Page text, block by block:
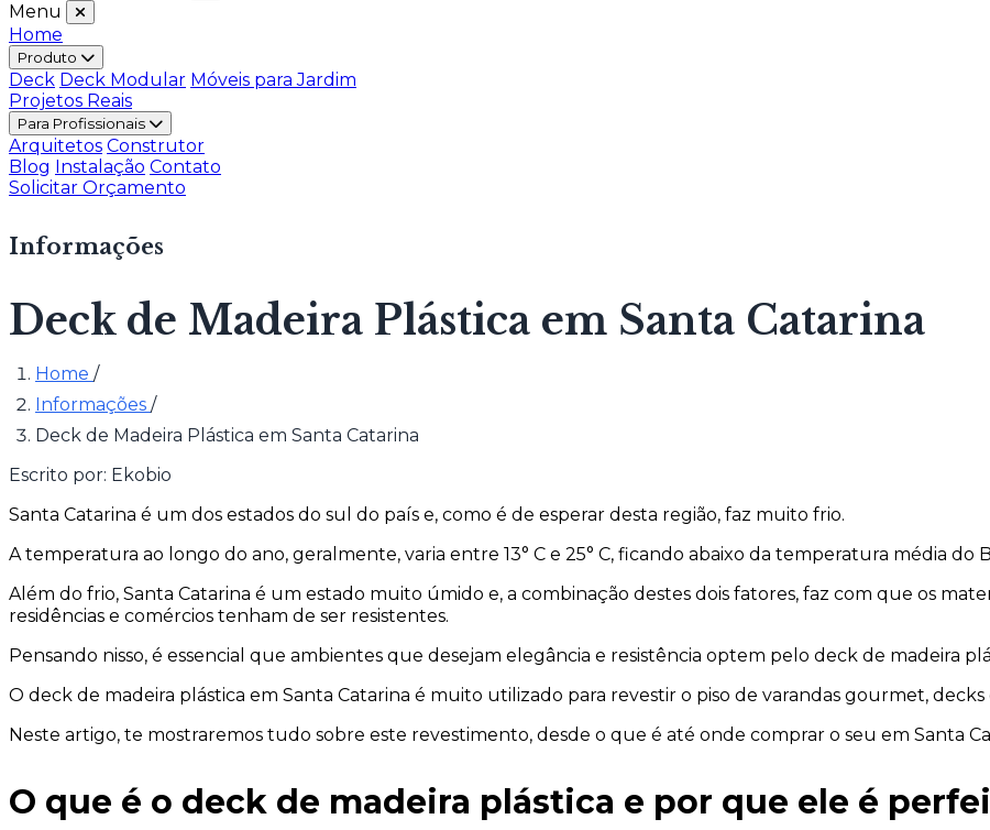
Menu
Home
Produto
Deck Deck Modular Móveis para Jardim
Projetos Reais
Para Profissionais
Arquitetos Construtor
Blog Instalação Contato
Solicitar Orçamento
Informações
Deck de Madeira Plástica em Santa Catarina
Home /
Informações /
Deck de Madeira Plástica em Santa Catarina
Escrito por: Ekobio
Santa Catarina é um dos estados do sul do país e, como é de esperar desta região, faz muito frio.
A temperatura ao longo do ano, geralmente, varia entre 13° C e 25° C, ficando abaixo da temperatura média do
Além do frio, Santa Catarina é um estado muito úmido e, a combinação destes dois fatores, faz com que os
residências e comércios tenham de ser resistentes.
Pensando nisso, é essencial que ambientes que desejam elegância e resistência optem pelo deck de madeira
O deck de madeira plástica em Santa Catarina é muito utilizado para revestir o piso de varandas gourmet, decks
Neste artigo, te mostraremos tudo sobre este revestimento, desde o que é até onde comprar o seu em Santa
O que é o deck de madeira plástica e por que ele é